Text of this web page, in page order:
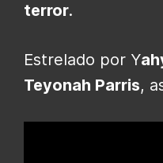
terror.
Estrelado por Y
Teyonah Parris,